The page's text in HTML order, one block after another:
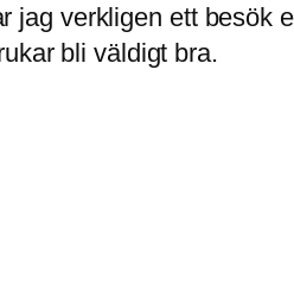
verkligen ett besök
bli väldigt bra.